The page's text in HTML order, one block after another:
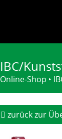
IBC/
Online-Shop ‣
zurück zur